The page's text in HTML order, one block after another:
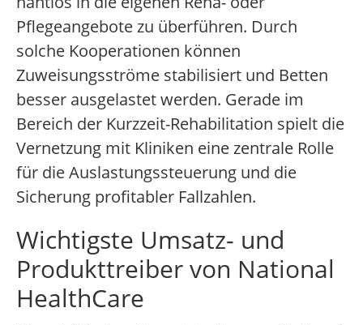
Pflegeangebote zu überführen. Durch
solche Kooperationen können
Zuweisungsströme stabilisiert und Betten
besser ausgelastet werden. Gerade im
Bereich der Kurzzeit-Rehabilitation spielt die
Vernetzung mit Kliniken eine zentrale Rolle
für die Auslastungssteuerung und die
Sicherung profitabler Fallzahlen.
Wichtigste Umsatz- und
Produkttreiber von National
HealthCare